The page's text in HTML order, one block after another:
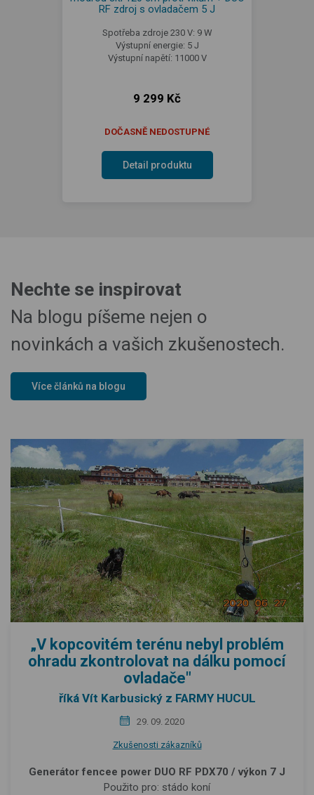
RF zdroj s ovladačem 5 J
Spotřeba zdroje 230 V: 9 W
Výstupní energie: 5 J
Výstupní napětí: 11000 V
9 299 Kč
DOČASNĚ NEDOSTUPNÉ
Detail produktu
Nechte se inspirovat
Na blogu píšeme nejen o
novinkách a vašich zkušenostech.
Více článků na blogu
„V kopcovitém terénu nebyl problém
ohradu zkontrolovat na dálku pomocí
ovladače"
říká Vít Karbusický z FARMY HUCUL
29. 09. 2020
Zkušenosti zákazníků
Generátor fencee power DUO RF PDX70 / výkon 7 J
Použito pro: stádo koní